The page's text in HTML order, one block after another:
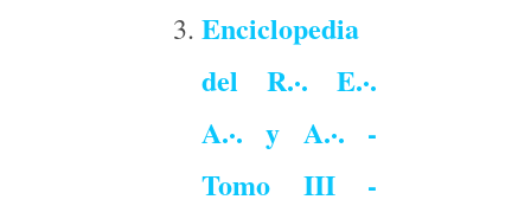
Enciclopedia
del R.·. E.·.
A.·. y A.·. -
Tomo III -